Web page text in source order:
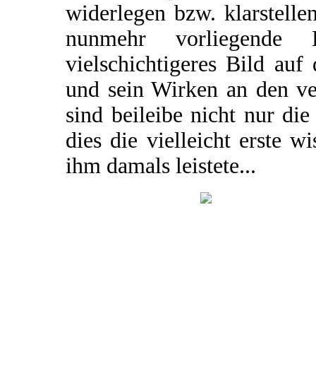
widerlegen bzw.
nunmehr vorliegende
vielschichtigeres Bild auf
und sein Wirken an den
sind beileibe nicht nur
dies die vielleicht erste
ihm damals leistete...